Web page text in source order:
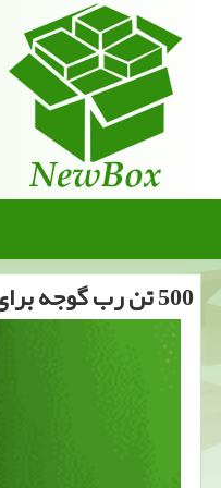
500 تن رب گوجه برای بازار خوزستان تامین شد